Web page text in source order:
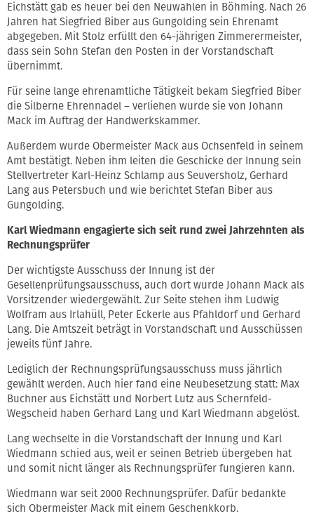
Eichstätt gab es heuer bei den Neuwahlen in Böhming. Nach 26
Jahren hat Siegfried Biber aus Gungolding sein Ehrenamt
abgegeben. Mit Stolz erfüllt den 64-jährigen Zimmerermeister,
dass sein Sohn Stefan den Posten in der Vorstandschaft
übernimmt.
Für seine lange ehrenamtliche Tätigkeit bekam Siegfried Biber
die Silberne Ehrennadel – verliehen wurde sie von Johann
Mack im Auftrag der Handwerkskammer.
Außerdem wurde Obermeister Mack aus Ochsenfeld in seinem
Amt bestätigt. Neben ihm leiten die Geschicke der Innung sein
Stellvertreter Karl-Heinz Schlamp aus Seuversholz, Gerhard
Lang aus Petersbuch und wie berichtet Stefan Biber aus
Gungolding.
Karl Wiedmann engagierte sich seit rund zwei Jahrzehnten als
Rechnungsprüfer
Der wichtigste Ausschuss der Innung ist der
Gesellenprüfungsausschuss, auch dort wurde Johann Mack als
Vorsitzender wiedergewählt. Zur Seite stehen ihm Ludwig
Wolfram aus Irlahüll, Peter Eckerle aus Pfahldorf und Gerhard
Lang. Die Amtszeit beträgt in Vorstandschaft und Ausschüssen
jeweils fünf Jahre.
Lediglich der Rechnungsprüfungsausschuss muss jährlich
gewählt werden. Auch hier fand eine Neubesetzung statt: Max
Buchner aus Eichstätt und Norbert Lutz aus Schernfeld-
Wegscheid haben Gerhard Lang und Karl Wiedmann abgelöst.
Lang wechselte in die Vorstandschaft der Innung und Karl
Wiedmann schied aus, weil er seinen Betrieb übergeben hat
und somit nicht länger als Rechnungsprüfer fungieren kann.
Wiedmann war seit 2000 Rechnungsprüfer. Dafür bedankte
sich Obermeister Mack mit einem Geschenkkorb.